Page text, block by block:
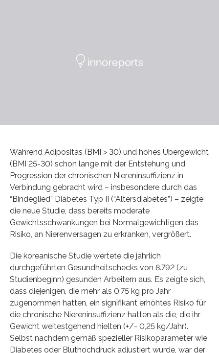
Während Adipositas (BMI > 30) und hohes Übergewicht
(BMI 25-30) schon lange mit der Entstehung und
Progression der chronischen Niereninsuffizienz in
Verbindung gebracht wird – insbesondere durch das
“Bindeglied” Diabetes Typ II (“Altersdiabetes”) – zeigte
die neue Studie, dass bereits moderate
Gewichtsschwankungen bei Normalgewichtigen das
Risiko, an Nierenversagen zu erkranken, vergrößert.
Die koreanische Studie wertete die jährlich
durchgeführten Gesundheitschecks von 8.792 (zu
Studienbeginn) gesunden Arbeitern aus. Es zeigte sich,
dass diejenigen, die mehr als 0,75 kg pro Jahr
zugenommen hatten, ein signifikant erhöhtes Risiko für
die chronische Niereninsuffizienz hatten als die, die ihr
Gewicht weitestgehend hielten (+/- 0,25 kg/Jahr).
Selbst nachdem gemäß spezieller Risikoparameter wie
Diabetes oder Bluthochdruck adjustiert wurde, war der